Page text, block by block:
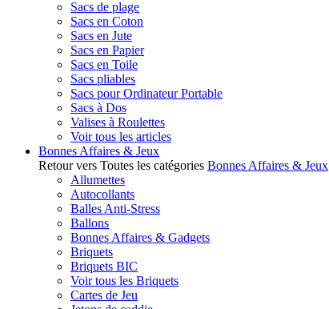
Sacs de plage
Sacs en Coton
Sacs en Jute
Sacs en Papier
Sacs en Toile
Sacs pliables
Sacs pour Ordinateur Portable
Sacs à Dos
Valises à Roulettes
Voir tous les articles
Bonnes Affaires & Jeux
Retour vers Toutes les catégories Bonnes Affaires & Jeux
Allumettes
Autocollants
Balles Anti-Stress
Ballons
Bonnes Affaires & Gadgets
Briquets
Briquets BIC
Voir tous les Briquets
Cartes de Jeu